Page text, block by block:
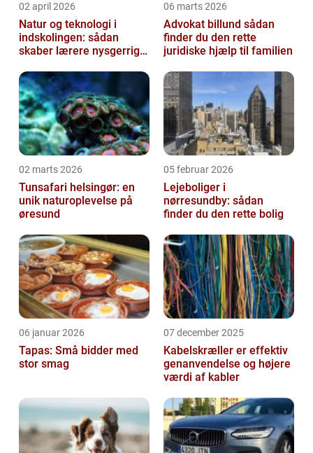
02 april 2026
Natur og teknologi i
indskolingen: sådan
skaber lærere nysgerrige
06 marts 2026
Advokat billund sådan
finder du den rette
juridiske hjælp til familien
02 marts 2026
Tunsafari helsingør: en
unik naturoplevelse på
øresund
05 februar 2026
Lejeboliger i
nørresundby: sådan
finder du den rette bolig
06 januar 2026
Tapas: Små bidder med
stor smag
07 december 2025
Kabelskræller er effektiv
genanvendelse og højere
værdi af kabler